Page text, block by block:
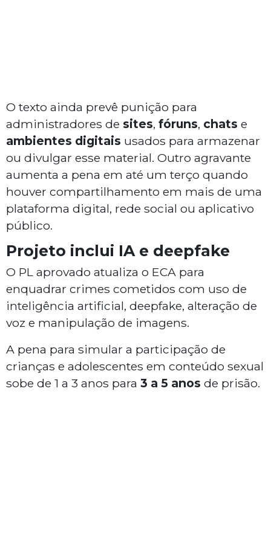
O texto ainda prevê punição para
administradores de sites, fóruns, chats e
ambientes digitais usados para armazenar
ou divulgar esse material. Outro agravante
aumenta a pena em até um terço quando
houver compartilhamento em mais de uma
plataforma digital, rede social ou aplicativo
público.
Projeto inclui IA e deepfake
O PL aprovado atualiza o ECA para
enquadrar crimes cometidos com uso de
inteligência artificial, deepfake, alteração de
voz e manipulação de imagens.
A pena para simular a participação de
crianças e adolescentes em conteúdo sexual
sobe de 1 a 3 anos para 3 a 5 anos de prisão.